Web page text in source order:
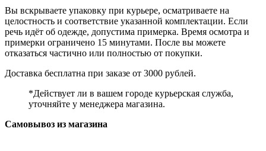
Вы вскрываете упаковку при курьере, осматриваете на
целостность и соответствие указанной комплектации. Если
речь идёт об одежде, допустима примерка. Время осмотра и
примерки ограничено 15 минутами. После вы можете
отказаться частично или полностью от покупки.
Доставка бесплатна при заказе от 3000 рублей.
*Действует ли в вашем городе курьерская служба,
уточняйте у менеджера магазина.
Самовывоз из магазина